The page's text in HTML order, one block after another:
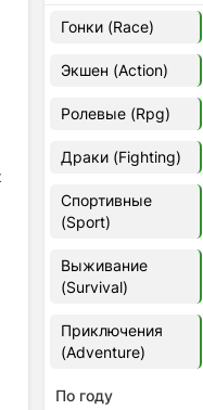
Euro
[Папка
37,77
Forza
[Папка
2021
V Rising
2024
Гонки (Race)
Экшен (Action)
Ролевые (Rpg)
Драки (Fighting)
Спортивные
(Sport)
Выживание
(Survival)
Приключения
(Adventure)
По году